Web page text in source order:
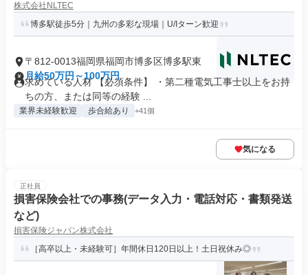
株式会社NLTEC
博多駅徒歩5分｜九州の多彩な現場｜U/Iターン歓迎
〒812-0013福岡県福岡市博多区博多駅東
月給50万円～100万円
求めている人材 【必須条件】 ・第二種電気工事士以上をお持
ちの方、または同等の経験 ...
業界未経験歓迎 歩合給あり +41個
気になる
正社員
損害保険会社での事務(データ入力・電話対応・書類発送
など)
損害保険ジャパン株式会社
［高卒以上・未経験可］年間休日120日以上！土日祝休み◎